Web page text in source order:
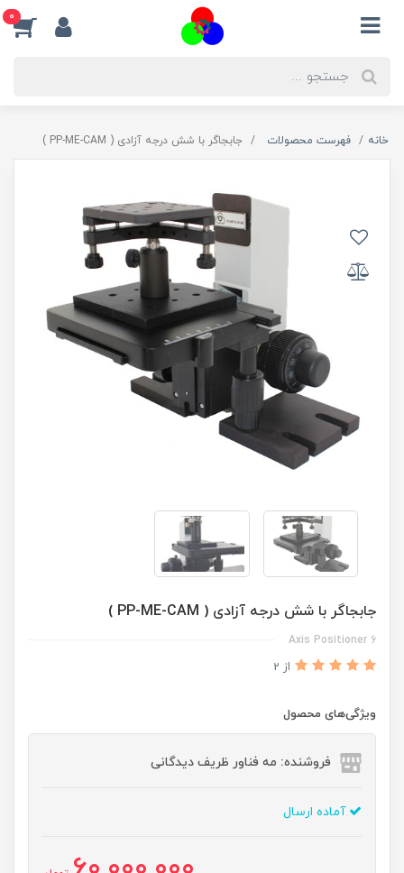
0
خانه فهرست محصولات جابجاگر با شش درجه آزادی ( PP-ME-CAM )
جابجاگر با شش درجه آزادی ( PP-ME-CAM )
6 Axis Positioner
از 2
ویژگی‌های محصول
فروشنده: مه فناور ظریف دیدگانی
آماده ارسال